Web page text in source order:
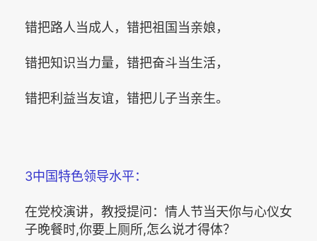
错把路人当成人，错把祖国当亲娘，
错把知识当力量，错把奋斗当生活，
错把利益当友谊，错把儿子当亲生。
3中国特色领导水平：
在党校演讲，教授提问：情人节当天你与心仪女
子晚餐时,你要上厕所,怎么说才得体？